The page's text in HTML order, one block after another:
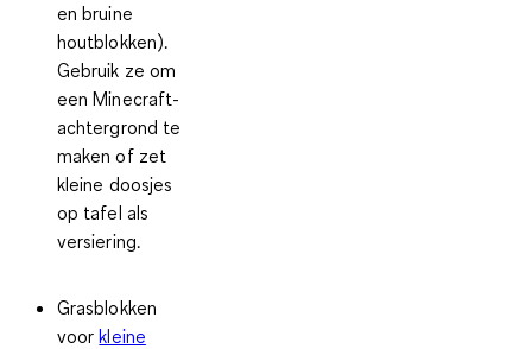
en bruine
houtblokken).
Gebruik ze om
een Minecraft-
achtergrond te
maken of zet
kleine doosjes
op tafel als
versiering.
Grasblokken
voorkleine